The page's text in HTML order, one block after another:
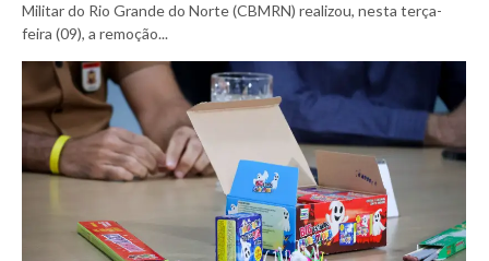
Militar do Rio Grande do Norte (CBMRN) realizou, nesta terça-
feira (09), a remoção...